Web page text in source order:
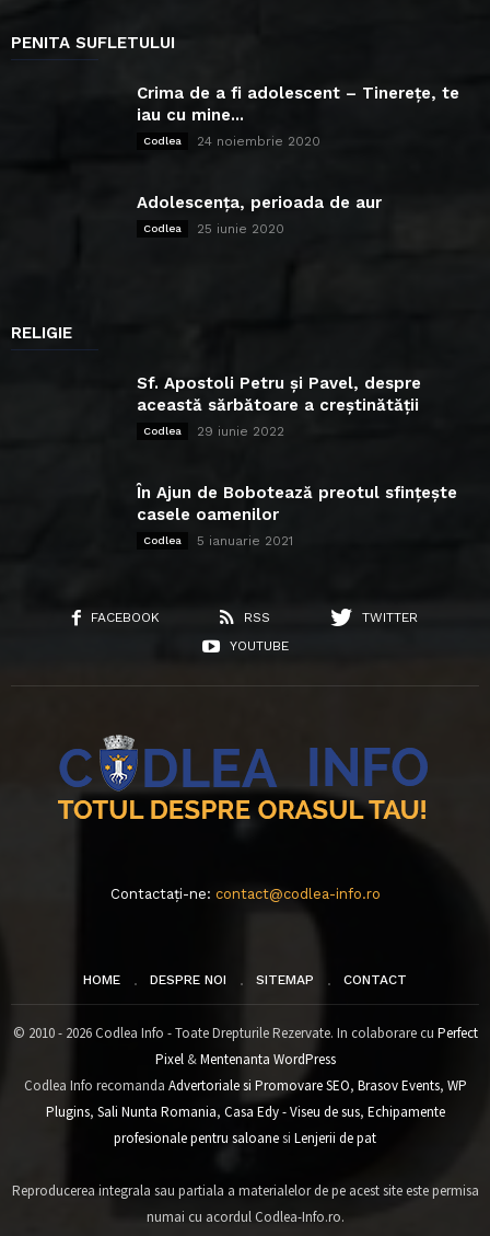
PENITA SUFLETULUI
Crima de a fi adolescent – Tinerețe, te
iau cu mine...
Codlea 24 noiembrie 2020
Adolescența, perioada de aur
Codlea 25 iunie 2020
RELIGIE
Sf. Apostoli Petru și Pavel, despre
această sărbătoare a creștinătății
Codlea 29 iunie 2022
În Ajun de Bobotează preotul sfințește
casele oamenilor
Codlea 5 ianuarie 2021
FACEBOOK RSS
TWITTER
YOUTUBE
Contactați-ne: contact@codlea-info.ro
HOME DESPRE NOI SITEMAP CONTACT
© 2010 - 2026 Codlea Info - Toate Drepturile Rezervate. In colaborare cu Perfect
Pixel&Mentenanta WordPress
Codlea Info recomanda Advertoriale si Promovare SEO, Brasov Events, WP
Plugins, Sali Nunta Romania, Casa Edy - Viseu de sus, Echipamente
profesionale pentru saloanesi Lenjerii de pat
Reproducerea integrala sau partiala a materialelor de pe acest site este permisa
numai cu acordul Codlea-Info.ro.